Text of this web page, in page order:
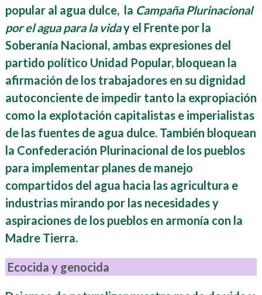
popular al agua dulce, la Campaña Plurinacional
por el agua para la viday el Frente por la
Soberanía Nacional, ambas expresiones del
partido político Unidad Popular, bloquean la
afirmación de los trabajadores en su dignidad
autoconciente de impedir tanto la expropiación
como la explotación capitalistas e imperialistas
de las fuentes de agua dulce. También bloquean
la Confederación Plurinacional de los pueblos
para implementar planes de manejo
compartidos del agua hacia las agricultura e
industrias mirando por las necesidades y
aspiraciones de los pueblos en armonía con la
Madre Tierra.
Ecocida y genocida